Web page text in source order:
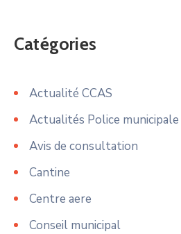
Catégories
Actualité CCAS
Actualités Police municipale
Avis de consultation
Cantine
Centre aere
Conseil municipal